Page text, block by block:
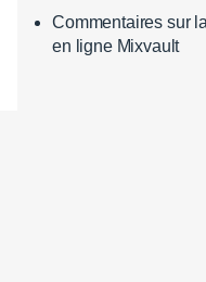
Commentaires sur
en ligne Mixvault